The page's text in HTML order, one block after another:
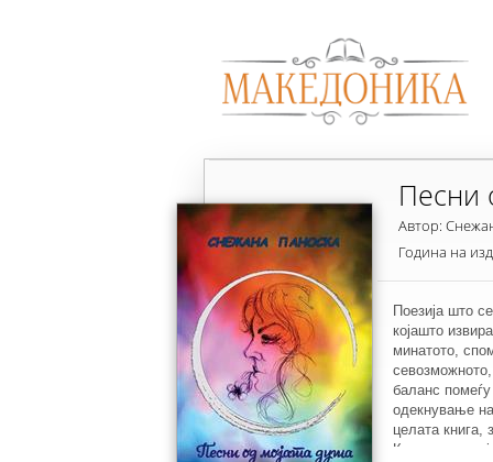
Песни
Автор:
Година на
Поезија што
којашто
минатото,
севозможното,
баланс
одекнување
целата книга,
Книгата